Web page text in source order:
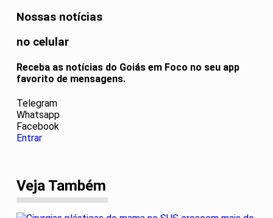
Nossas notícias
no celular
Receba as notícias do Goiás em Foco no seu app
favorito de mensagens.
Telegram
Whatsapp
Facebook
Entrar
Veja Também